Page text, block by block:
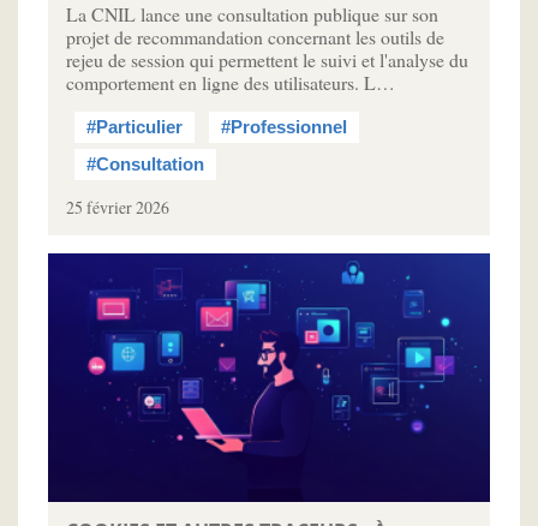
La CNIL lance une consultation publique sur son
projet de recommandation concernant les outils de
rejeu de session qui permettent le suivi et l'analyse du
comportement en ligne des utilisateurs. L…
#Particulier
#Professionnel
#Consultation
25 février 2026